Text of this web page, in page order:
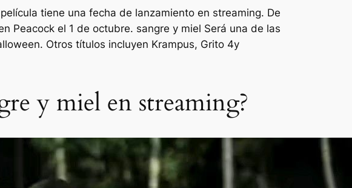
tiene una fecha de lanzamiento en streaming. De
Peacock el 1 de octubre. sangre y miel Será una de las
Otros títulos incluyen Krampus, Grito 4y
y miel en streaming?